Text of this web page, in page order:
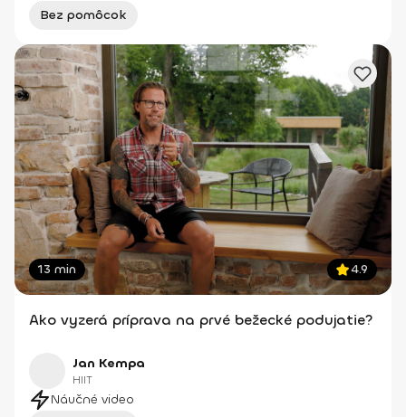
Bez pomôcok
13 min 4.9
Ako vyzerá príprava na prvé bežecké podujatie?
Jan Kempa
HIIT
Náučné video